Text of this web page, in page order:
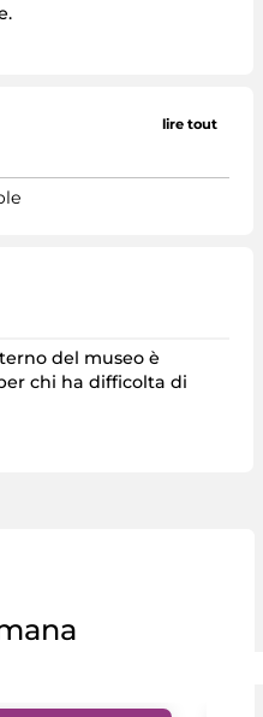
lire tout
del museo è
chi ha difficolta di